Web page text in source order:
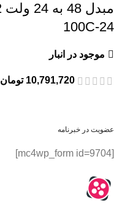
100C-24
موجود در انبار
10,791,720 تومان
عضویت در خبرنامه
[mc4wp_form id=9704]